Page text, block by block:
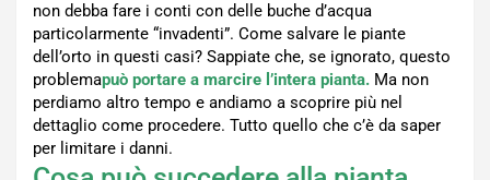
non debba fare i conti con delle buche d’acqua
particolarmente “invadenti”. Come salvare le piante
dell’orto in questi casi? Sappiate che, se ignorato, questo
problemapuò portare a marcire l’intera pianta. Ma non
perdiamo altro tempo e andiamo a scoprire più nel
dettaglio come procedere. Tutto quello che c’è da saper
per limitare i danni.